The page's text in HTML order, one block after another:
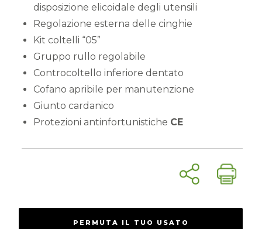
PERMUTA IL TUO USATO
disposizione elicoidale degli utensili
Regolazione esterna delle cinghie
Kit coltelli “05”
Gruppo rullo regolabile
Controcoltello inferiore dentato
Cofano apribile per manutenzione
Giunto cardanico
Protezioni antinfortunistiche CE